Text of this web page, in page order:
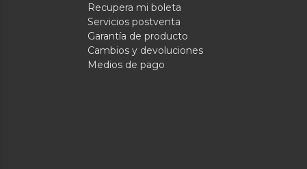
Recupera mi boleta
Servicios postventa
Garantía de producto
Cambios y devoluciones
Medios de pago